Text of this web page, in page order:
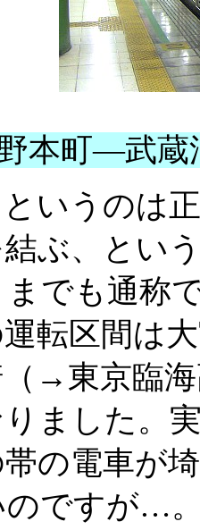
本町—武
いうのは
ぶ、とい
でも通称
転区間は
→東京臨
ました。
帯の電車が
のですが…